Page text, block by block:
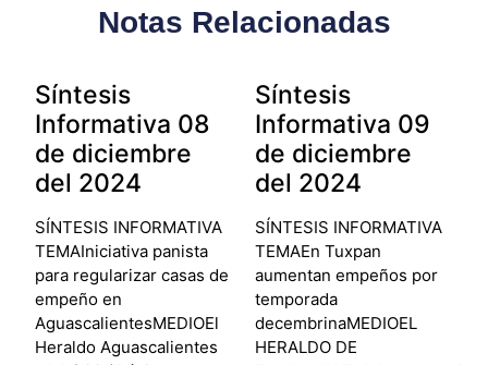
Notas Relacionadas
Síntesis
Informativa 08
de diciembre
del 2024
SÍNTESIS INFORMATIVA
TEMAIniciativa panista
para regularizar casas de
empeño en
AguascalientesMEDIOEl
Heraldo Aguascalientes
Síntesis
Informativa 09
de diciembre
del 2024
SÍNTESIS INFORMATIVA
TEMAEn Tuxpan
aumentan empeños por
temporada
decembrinaMEDIOEL
HERALDO DE